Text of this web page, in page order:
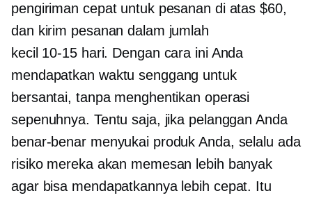
pengiriman cepat untuk pesanan di atas $60,
dan kirim pesanan dalam jumlah
kecil 10-15hari. Dengan cara ini Anda
mendapatkan waktu senggang untuk
bersantai, tanpa menghentikan operasi
sepenuhnya. Tentu saja, jika pelanggan Anda
benar-benar menyukai produk Anda, selalu ada
risiko mereka akan memesan lebih banyak
agar bisa mendapatkannya lebih cepat. Itu